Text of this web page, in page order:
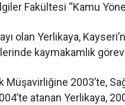
Fakültesi “Kamu
olan Yerlikaya,
kaymakamlık
Müşavirliğine 2003’te,
atanan Yerlikaya,